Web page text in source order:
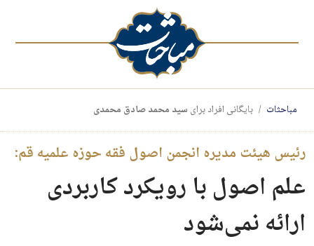
مباحثات بایگانی افراد برای سید محمد صادق محمدی
رئیس هیئت مدیره انجمن اصول فقه حوزه علمیه قم:
علم اصول با رویکرد کاربردی
ارائه نمی‌شود